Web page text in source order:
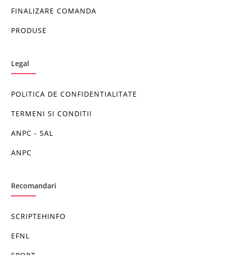
FINALIZARE COMANDA
PRODUSE
Legal
POLITICA DE CONFIDENTIALITATE
TERMENI SI CONDITII
ANPC - SAL
ANPC
Recomandari
SCRIPTEHINFO
EFNL